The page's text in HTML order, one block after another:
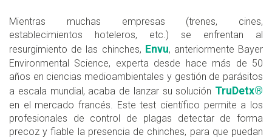
Mientras muchas empresas (trenes, cines,
establecimientos hoteleros, etc.) se enfrentan al
resurgimiento de las chinches, Envu, anteriormente Bayer
Environmental Science, experta desde hace más de 50
años en ciencias medioambientales y gestión de parásitos
a escala mundial, acaba de lanzar su solución TruDetx®
en el mercado francés. Este test científico permite a los
profesionales de control de plagas detectar de forma
precoz y fiable la presencia de chinches, para que puedan